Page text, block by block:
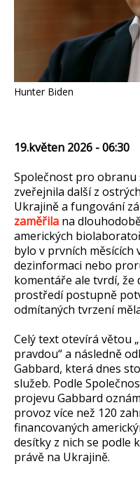
Hunter Biden
19.květen 2026 - 06:30
Společnost pro obranu
zveřejnila další z
Ukrajině a fungování
zaměřila na
amerických
bylo v prvních měsících
dezinformaci nebo
komentáře ale tvrdí, že
prostředí postupně
odmítaných tvrzení
Celý text otevírá větou
pravdou“ a následně
Gabbard, která dnes
služeb. Podle
projevu Gabbard
provoz více než 120
financovaných
desítky z nich se podle
právě na Ukrajině.